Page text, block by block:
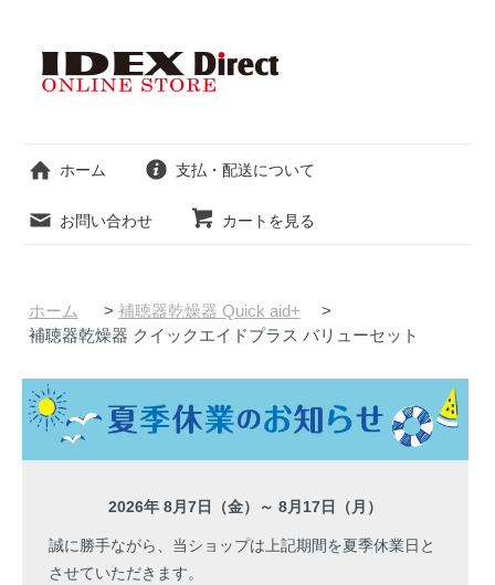
ホーム 支払・配送について
お問い合わせ カートを見る
ホーム > 補聴器乾燥器 Quick aid+
>
補聴器乾燥器 クイックエイドプラス バリューセット
2026年 8月7日（金）～ 8月17日（月）
誠に勝手ながら、当ショップは上記期間を夏季休業日と
させていただきます。